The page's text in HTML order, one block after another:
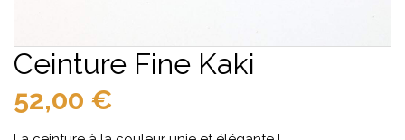
Ceinture Fine Kaki
52,00 €